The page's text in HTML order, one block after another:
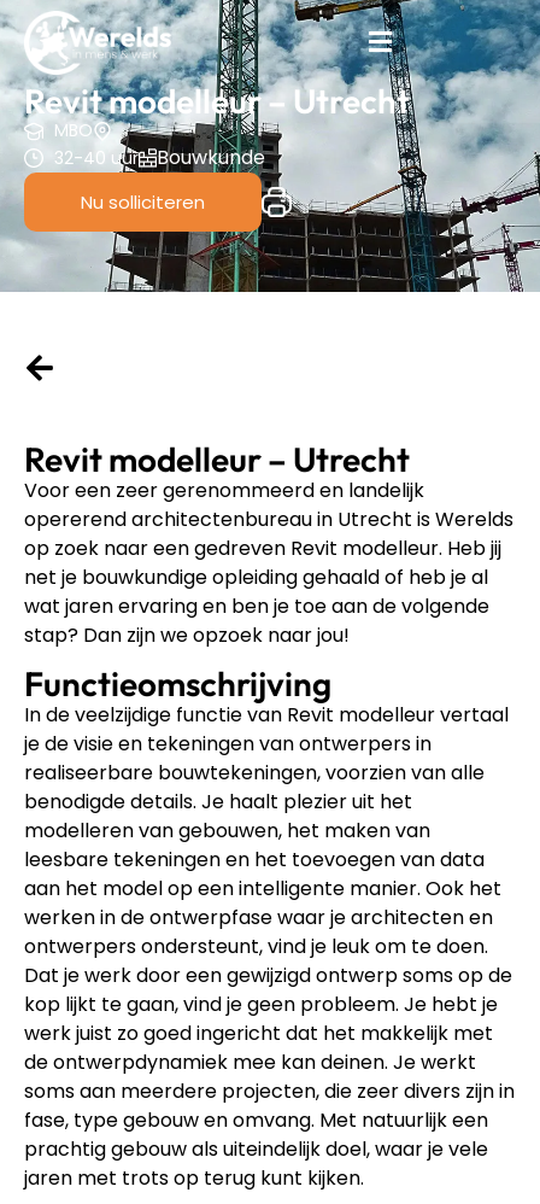
Revit modelleur – Utrecht
MBO
32-40 uur
Bouwkunde
Nu solliciteren
Revit modelleur – Utrecht
Voor een zeer gerenommeerd en landelijk
opererend architectenbureau in Utrecht is Werelds
op zoek naar een gedreven Revit modelleur. Heb jij
net je bouwkundige opleiding gehaald of heb je al
wat jaren ervaring en ben je toe aan de volgende
stap? Dan zijn we opzoek naar jou!
Functieomschrijving
In de veelzijdige functie van Revit modelleur vertaal
je de visie en tekeningen van ontwerpers in
realiseerbare bouwtekeningen, voorzien van alle
benodigde details. Je haalt plezier uit het
modelleren van gebouwen, het maken van
leesbare tekeningen en het toevoegen van data
aan het model op een intelligente manier. Ook het
werken in de ontwerpfase waar je architecten en
ontwerpers ondersteunt, vind je leuk om te doen.
Dat je werk door een gewijzigd ontwerp soms op de
kop lijkt te gaan, vind je geen probleem. Je hebt je
werk juist zo goed ingericht dat het makkelijk met
de ontwerpdynamiek mee kan deinen. Je werkt
soms aan meerdere projecten, die zeer divers zijn in
fase, type gebouw en omvang. Met natuurlijk een
prachtig gebouw als uiteindelijk doel, waar je vele
jaren met trots op terug kunt kijken.